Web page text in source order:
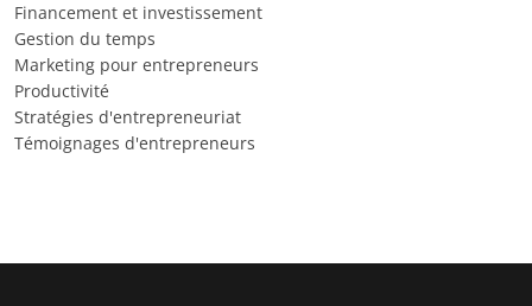
Financement et investissement
Gestion du temps
Marketing pour entrepreneurs
Productivité
Stratégies d'entrepreneuriat
Témoignages d'entrepreneurs